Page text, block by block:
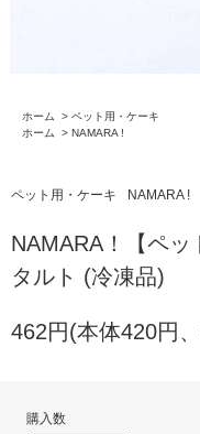
ホーム > ペット用・ケーキ
ホーム
> NAMARA !
ペット用・ケーキ NAMARA !
NAMARA！【ペッ
タルト (冷凍品)
462円(本体420円
購入数